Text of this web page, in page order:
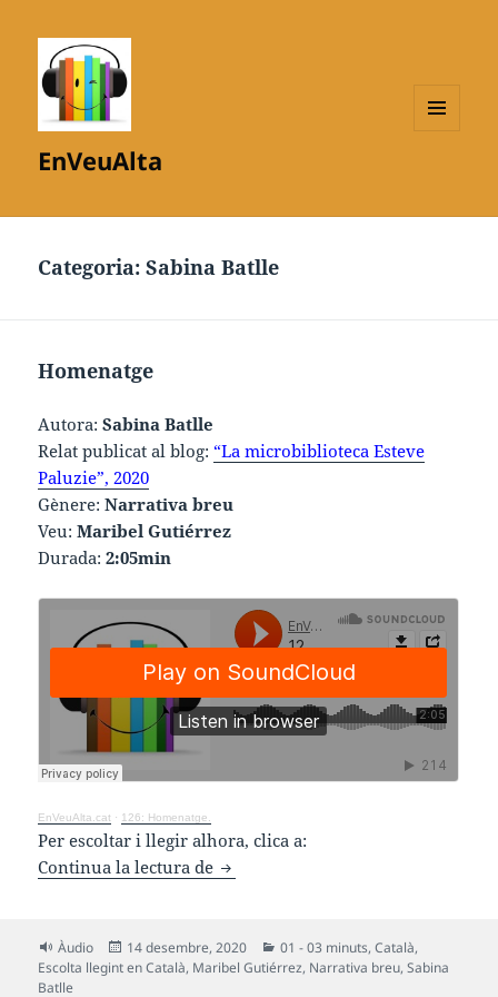
EnVeuAlta
Categoria:Sabina Batlle
Homenatge
Autora:Sabina Batlle
Relat publicat al blog:“La microbiblioteca Esteve
Paluzie”, 2020
Gènere:Narrativa breu
Veu:Maribel Gutiérrez
Durada:2:05min
EnVeuAlta.cat · 126: Homenatge.
Per escoltar i llegir alhora, clica a:
Continua la lectura de Homenatge
Format
Àudio
Publicat
el
14 desembre, 2020 Categories
01 - 03 minuts,Català,
Escolta llegint en Català, Maribel Gutiérrez, Narrativa breu,Sabina
Batlle